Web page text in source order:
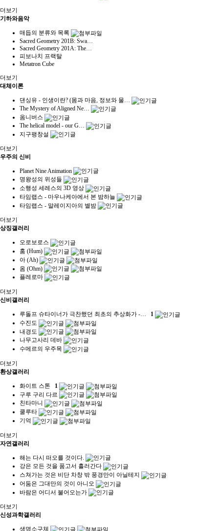
더보기
기하와음악
매듭의 분류와 목록
Sacred Geometry 201B: Swa…
Sacred Geometry 201A: The…
피보나치 프랙탈
Metatron Cube
더보기
대체이론
댄싱유 - 인생이란? (몸과 마음, 정보와 물…
The Mystery of Aligned Ne…
옴니버스
The helical model - our G…
지구팽창설
더보기
우주의 신비
Planet Nine Animation
명왕성의 위성들
소행성 세레스의 3D 영상
타임랩스 - 마우나케아에서 본 밤하늘
타임랩스 - 말레이지아의 별밤
더보기
상징갤러리
오로보로스
훔 (Hum)
아 (Ah)
옴 (Ohm)
플레로마
더보기
신비갤러리
루돌프 슈타이너가 극찬했던 최초의 추상화가 -…
1
수진도
내경도
나무고사리 데바
수메르의 우주목
더보기
환상갤러리
화이트 스톤
1
구루 구리 다르
친타마니
쿨루타
기억
더보기
자연갤러리
해는 다시 떠오를 것이다.
강은 모든 것을 품고서 흘러간다
스쳐가는 것은 비단 차창 밖 풍경만이 아닐테지
어둠은 그대만의 것이 아니오
바람은 어디서 불어오는가
더보기
신성과학갤러리
생명소구체